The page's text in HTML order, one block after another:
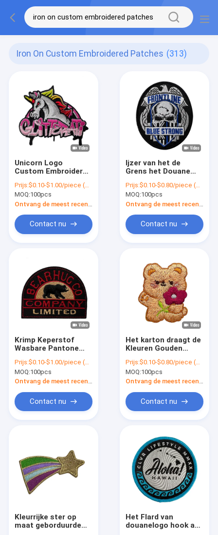
Iron On Custom Embroidered Patches (313)
Unicorn Logo
Custom Embroidered
de Steun voor
Kleding
Prijs:$0.10-$1.00/piece (depends on the design and order quantity)
MOQ:100pcs
Contact nu
Ijzer van het de
Grens het Douane
van keperstofmerrow
op de Kleding
Prijs:$0.10-$0.80/piece (depends on the design and order quantity)
MOQ:100pcs
Contact nu
Krimp Keperstof
Wasbare Pantone
Douane Geborduurde
Flard 9C
Prijs:$0.10-$1.00/piece (depends on the design and order quantity)
MOQ:100pcs
Contact nu
Het karton draagt de
Kleuren Gouden
Pandone van
Borduurwerkflarden
Draaddouane
Prijs:$0.10-$0.80/piece (depends on the design and order quantity)
MOQ:100pcs
Contact nu
Kleurrijke ster op
maat geborduurde
Het Flard van
douanelogo hook and